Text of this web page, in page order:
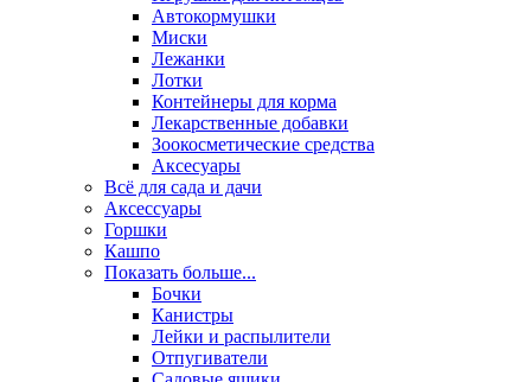
Автокормушки
Миски
Лежанки
Лотки
Контейнеры для корма
Лекарственные добавки
Зоокосметические средства
Аксесуары
Всё для сада и дачи
Аксессуары
Горшки
Кашпо
Показать больше...
Бочки
Канистры
Лейки и распылители
Отпугиватели